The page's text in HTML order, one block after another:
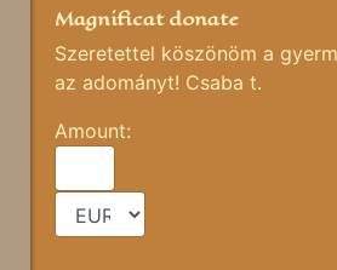
Magnificat donate
Szeretettel köszönöm a
az adományt! Csaba t.
Amount: